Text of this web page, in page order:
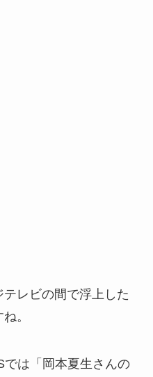
レビの間で浮上した
。
では「岡本夏生さんの